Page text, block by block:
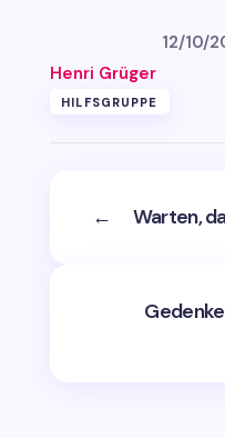
Henri Grüger
12/10/
HILFSGRUPPE
← Warten,